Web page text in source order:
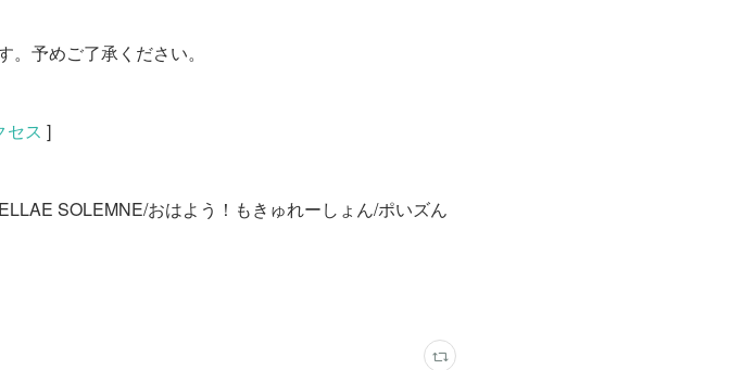
予めご了承ください。
セス ]
SOLEMNE/おはよう！もきゅれーしょん/ポいズん